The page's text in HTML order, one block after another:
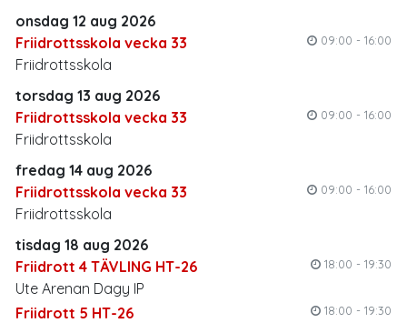
onsdag 12 aug 2026
Friidrottsskola vecka 33
09:00 - 16:00
Friidrottsskola
torsdag 13 aug 2026
Friidrottsskola vecka 33
09:00 - 16:00
Friidrottsskola
fredag 14 aug 2026
Friidrottsskola vecka 33
09:00 - 16:00
Friidrottsskola
tisdag 18 aug 2026
Friidrott 4 TÄVLING HT-26
18:00 - 19:30
Ute Arenan Dagy IP
Friidrott 5 HT-26
18:00 - 19:30